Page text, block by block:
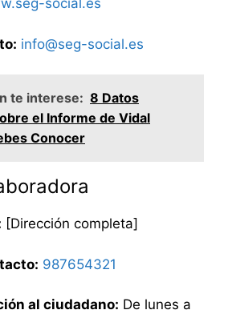
social.es
info@seg-social.es
te interese: 8 Datos
el Informe de Vidal
Conocer
[Dirección completa]
987654321
al ciudadano: De lunes a